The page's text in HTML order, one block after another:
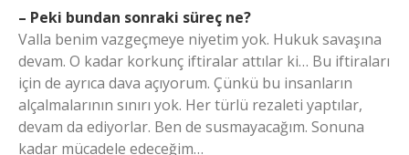
– Peki bundan sonraki süreç ne?
Valla benim vazgeçmeye niyetim yok. Hukuk savaşına
devam. O kadar korkunç iftiralar attılar ki… Bu iftiraları
için de ayrıca dava açıyorum. Çünkü bu insanların
alçalmalarının sınırı yok. Her türlü rezaleti yaptılar,
devam da ediyorlar. Ben de susmayacağım. Sonuna
kadar mücadele edeceğim…